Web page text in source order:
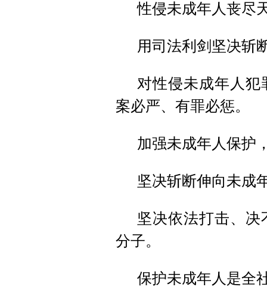
性侵未成年人丧尽
用司法利剑坚决斩
对性侵未成年人
案必严、有罪必惩。
加强未成年人保护
坚决斩断伸向未成
坚决依法打击、
分子。
保护未成年人是全